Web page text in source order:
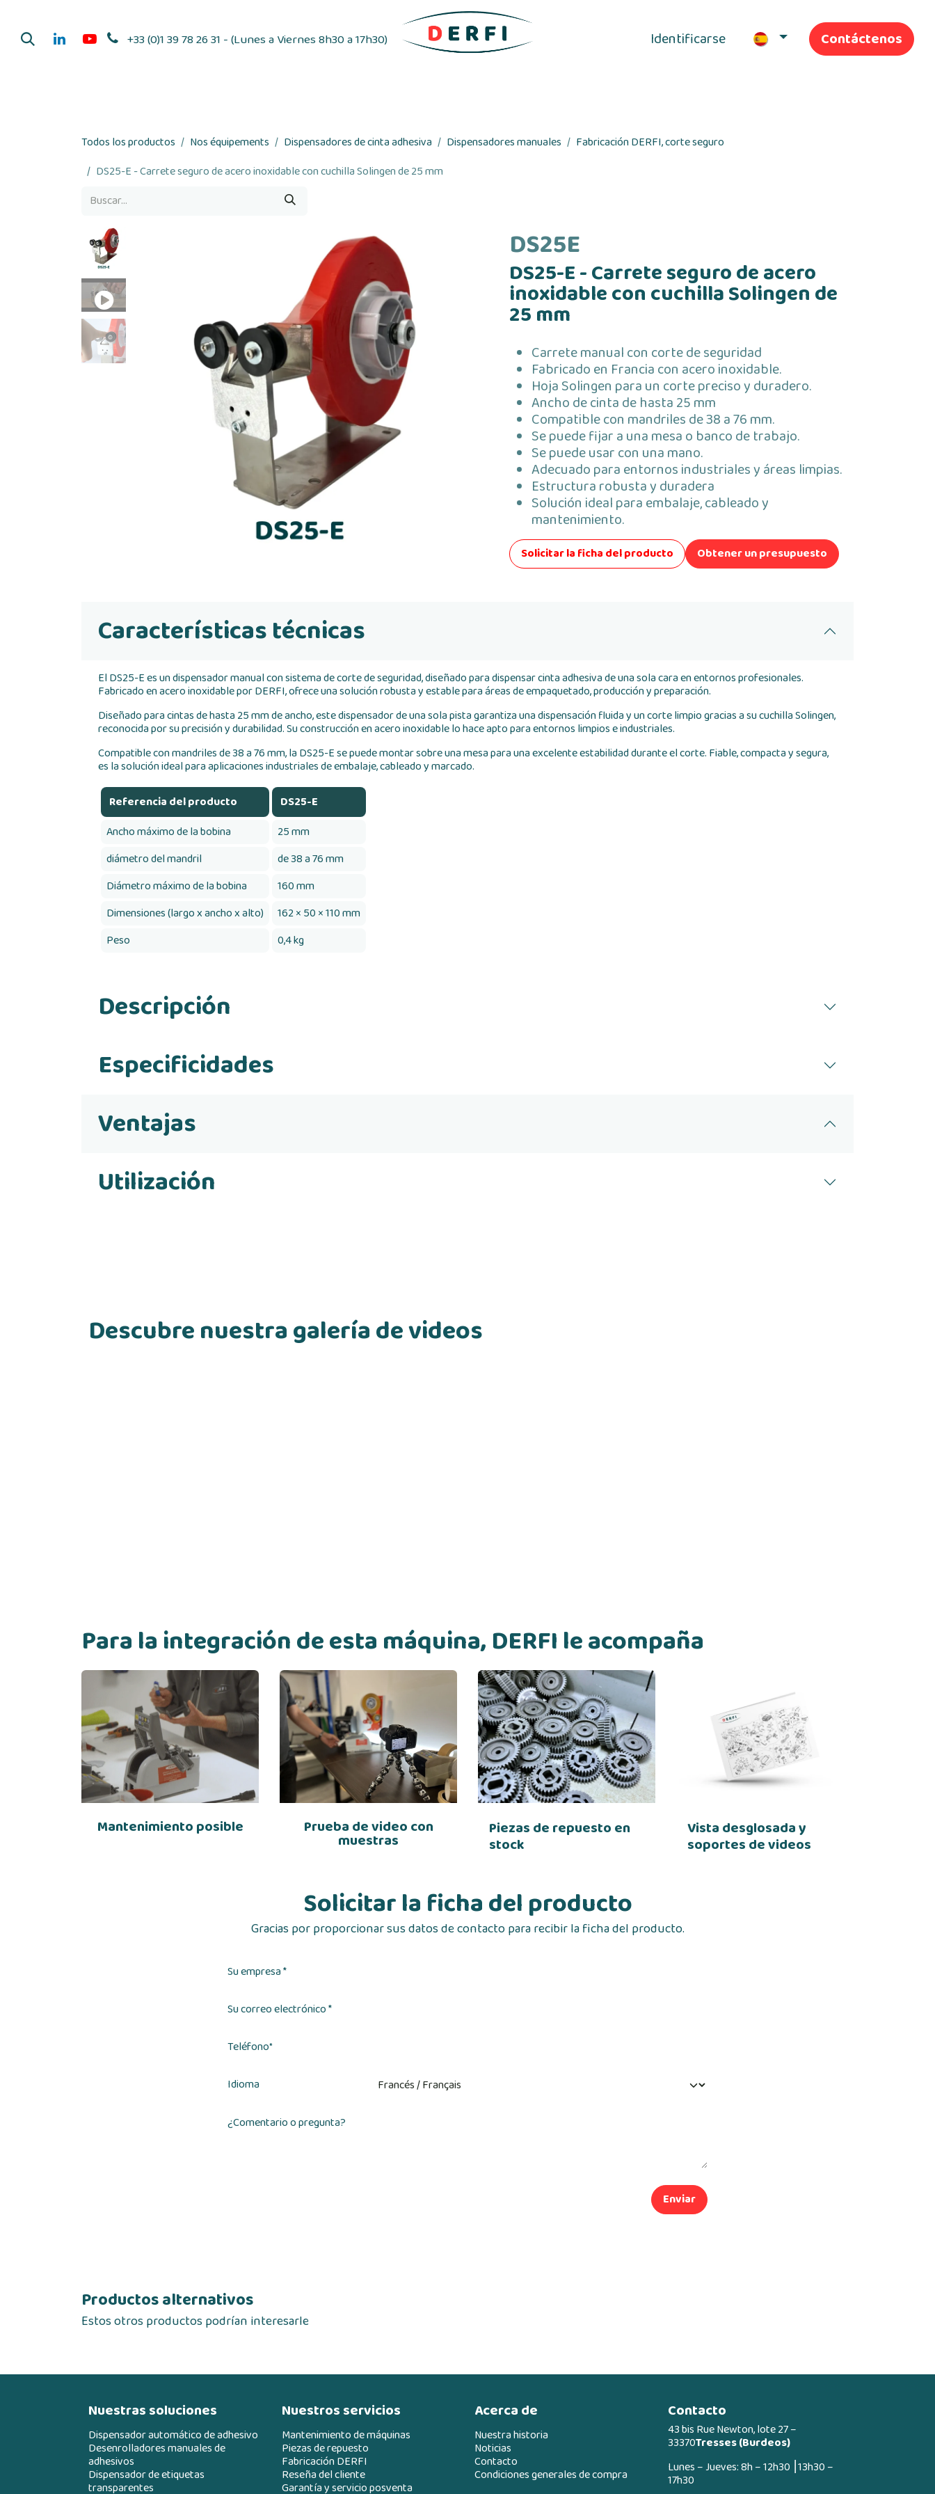
+33 (0)1 39 78 26 31 - (Lunes a Viernes 8h30 a 17h30) Identificarse Contáctenos
Todos los productos Nos équipements Dispensadores de cinta adhesiva Dispensadores manuales
Fabricación DERFI, corte seguro
DS25-E - Carrete seguro de acero inoxidable con cuchilla Solingen de 25 mm
DS25E
DS25-E - Carrete seguro de acero
inoxidable con cuchilla Solingen de
25 mm
Carrete manual con corte de seguridad
Fabricado en Francia con acero inoxidable.
Hoja Solingen para un corte preciso y duradero.
Ancho de cinta de hasta 25 mm
Compatible con mandriles de 38 a 76 mm.
Se puede fijar a una mesa o banco de trabajo.
Se puede usar con una mano.
Adecuado para entornos industriales y áreas limpias.
Estructura robusta y duradera
Solución ideal para embalaje, cableado y
mantenimiento.
Solicitar la ficha del producto Obtener un presupuesto
Características técnicas
El DS25-E es un dispensador manual con sistema de corte de seguridad, diseñado para dispensar cinta adhesiva de una sola cara en entornos profesionales.
Fabricado en acero inoxidable por DERFI, ofrece una solución robusta y estable para áreas de empaquetado, producción y preparación.
Diseñado para cintas de hasta 25 mm de ancho, este dispensador de una sola pista garantiza una dispensación fluida y un corte limpio gracias a su cuchilla Solingen,
reconocida por su precisión y durabilidad. Su construcción en acero inoxidable lo hace apto para entornos limpios e industriales.
Compatible con mandriles de 38 a 76 mm, la DS25-E se puede montar sobre una mesa para una excelente estabilidad durante el corte. Fiable, compacta y segura,
es la solución ideal para aplicaciones industriales de embalaje, cableado y marcado.
Referencia del producto
DS25-E
Ancho máximo de la bobina
25 mm
diámetro del mandril
de 38 a 76 mm
Diámetro máximo de la bobina
160 mm
Dimensiones (largo x ancho x alto)
162 × 50 × 110 mm
Peso
0,4 kg
Descripción
Especificidades
Ventajas
Utilización
Descubre nuestra galería de videos
Para la integración de esta máquina, DERFI le acompaña
Mantenimiento posible Prueba de video con
muestras
Piezas de repuesto en
stock
Vista desglosada y
soportes de videos
Solicitar la ficha del producto
Gracias por proporcionar sus datos de contacto para recibir la ficha del producto.
Su empresa *
Su correo electrónico *
Teléfono*
Idioma
¿Comentario o pregunta?
Enviar
Productos alternativos
Estos otros productos podrían interesarle
Nuestras soluciones
Dispensador automático de adhesivo
Desenrolladores manuales de
adhesivos
Dispensador de etiquetas
transparentes
Nuestros servicios
Mantenimiento de máquinas
Piezas de repuesto
Fabricación DERFI
Reseña del cliente
Garantía y servicio posventa
Acerca de
Nuestra historia
Noticias
Contacto
Condiciones generales de compra
Contacto
43 bis Rue Newton, lote 27 –
33370Tresses (Burdeos)
Lunes – Jueves: 8h – 12h30 ⎮13h30 –
17h30